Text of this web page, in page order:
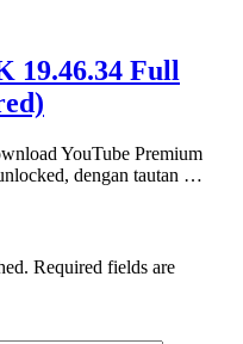
19.46.34 Full
YouTube Premium
dengan tautan …
Required fields are